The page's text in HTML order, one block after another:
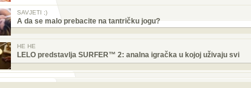
SAVJETI ;)
A da se malo prebacite na tantričku jogu?
HE HE
LELO predstavlja SURFER™ 2: analna igračka u kojoj uživaju svi